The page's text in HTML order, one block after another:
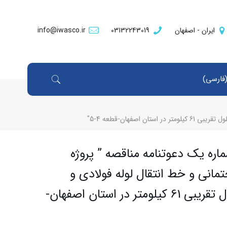
ایران - اصفهان 03132243019
info@iwasco.ir
فارسی)
شماره یک دعوتنامه مناقصه‌ ” پروژه
و خط انتقال لوله فولادی و
سازه‌های مربوطه به طول تقریبی 61 کیلومتر در استان اصفهان-